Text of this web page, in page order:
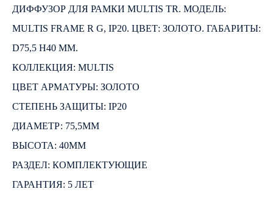
ДИФФУЗОР ДЛЯ РАМКИ MULTIS TR. МОДЕЛЬ:
MULTIS FRAME R G, IP20. ЦВЕТ: ЗОЛОТО. ГАБАРИТЫ:
D75,5 H40 ММ.
КОЛЛЕКЦИЯ: MULTIS
ЦВЕТ АРМАТУРЫ: ЗОЛОТО
СТЕПЕНЬ ЗАЩИТЫ: IP20
ДИАМЕТР: 75,5ММ
ВЫСОТА: 40ММ
РАЗДЕЛ: КОМПЛЕКТУЮЩИЕ
ГАРАНТИЯ: 5 ЛЕТ